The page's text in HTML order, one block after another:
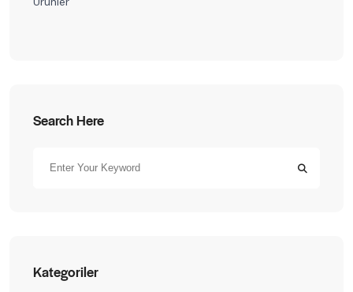
Search Here
Kategoriler